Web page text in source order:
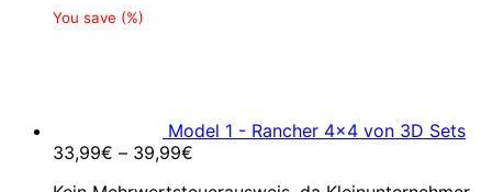
You save (%)
Model 1 - Rancher 4x4 von 3D Sets
33,99€ – 39,99€